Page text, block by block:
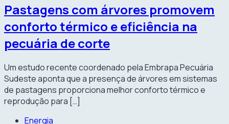
Pastagens com árvores promovem
conforto térmico e eficiência na
pecuária de corte
Um estudo recente coordenado pela Embrapa Pecuária
Sudeste aponta que a presença de árvores em sistemas
de pastagens proporciona melhor conforto térmico e
reprodução para […]
Energia